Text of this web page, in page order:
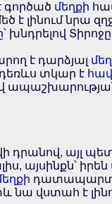
գործած մեղքի
է լինում նրա
՝ խնդրելով
է դարձյալ
տկար է
ապաշխարության
դրանով, այլ
այսինքն՝
նա վստահ է